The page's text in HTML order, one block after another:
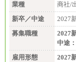
業種
商社/
新卒／中途
2027
募集職種
2027
中途：
雇用形態
2027